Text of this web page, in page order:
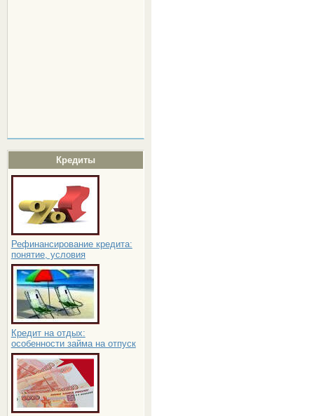
Кредиты
Рефинансирование кредита:
понятие, условия
Кредит на отдых:
особенности займа на отпуск